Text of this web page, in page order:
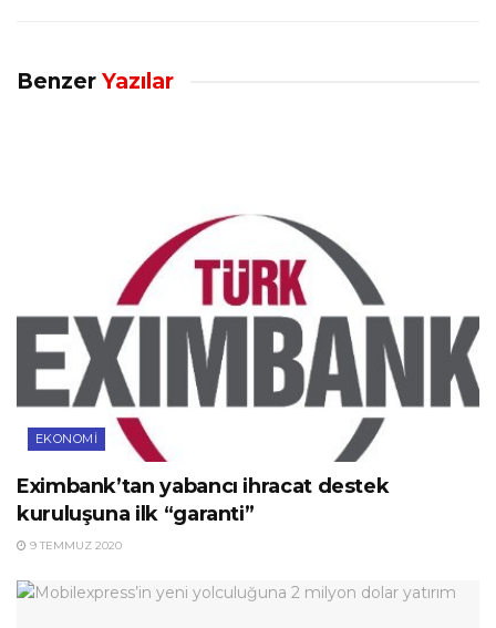
Benzer Yazılar
EKONOMI
Eximbank’tan yabancı ihracat destek
kuruluşuna ilk “garanti”
9 TEMMUZ 2020